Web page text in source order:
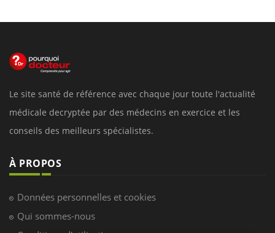
Le site santé de référence avec chaque jour toute l'actualité
médicale decryptée par des médecins en exercice et les
conseils des meilleurs spécialistes.
À PROPOS
Données personnelles et cookies
Qui sommes-nous